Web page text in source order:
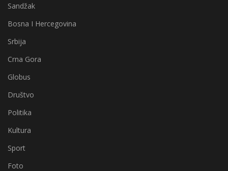
Sandžak
Bosna I Hercegovina
Srbija
Crna Gora
Globus
Društvo
Politika
Kultura
Sport
Foto